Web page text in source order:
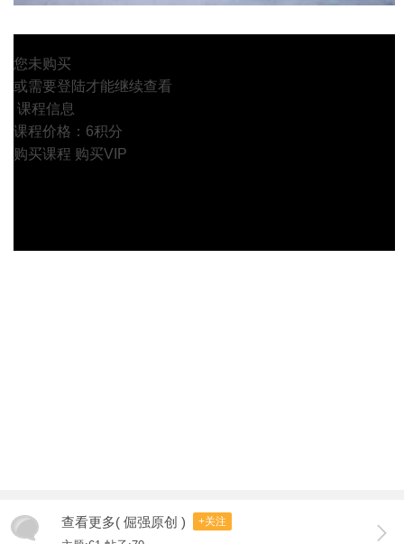
您未购买
或需要登陆才能继续查看
课程信息
课程价格：6积分
购买课程 购买VIP
查看更多( 倔强原创 ) +关注